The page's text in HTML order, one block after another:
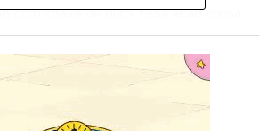
com chave de ouro. Essa ação coroa
fizemos ao longo de 2021. É muito
tantas pessoas em uma data tão
Natal é luz, empatia e acima de tudo
é bom ver tantas crianças, tantos
Elas representam a esperança que